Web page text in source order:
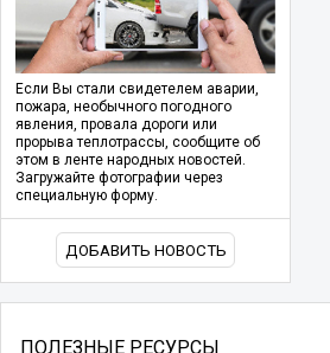
Если Вы стали свидетелем аварии,
пожара, необычного погодного
явления, провала дороги или
прорыва теплотрассы, сообщите об
этом в ленте народных новостей.
Загружайте фотографии через
специальную форму.
ДОБАВИТЬ НОВОСТЬ
ПОЛЕЗНЫЕ РЕСУРСЫ